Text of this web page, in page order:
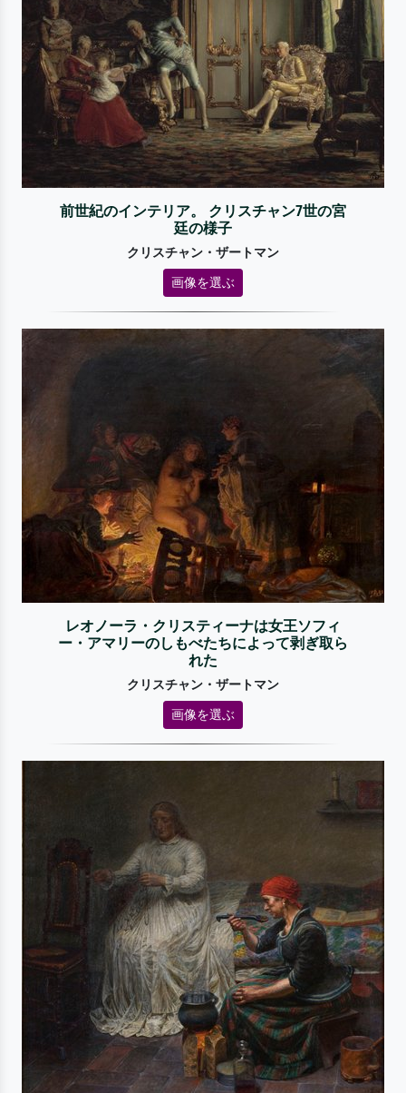
前世紀のインテリア。 クリスチャン7世の宮
廷の様子
クリスチャン・ザートマン
画像を選ぶ
レオノーラ・クリスティーナは女王ソフィ
ー・アマリーのしもべたちによって剥ぎ取ら
れた
クリスチャン・ザートマン
画像を選ぶ